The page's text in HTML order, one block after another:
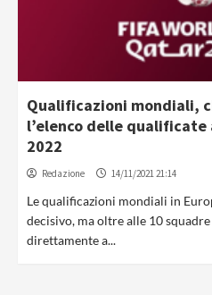
Qualificazioni mondiali,
l’elenco delle
2022
Redazione 14/11/2021 21:14
Le qualificazioni mondiali in
decisivo, ma oltre alle 10
direttamente a...